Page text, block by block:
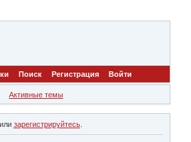
Поиск Регистрация Войти
Активные темы
зарегистрируйтесь.